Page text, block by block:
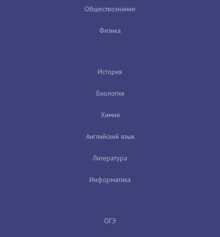
Обществознание
Физика
История
Биология
Химия
Английский язык
Литература
Информатика
ОГЭ